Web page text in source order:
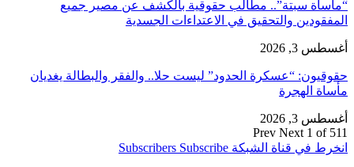
“مأساة سبتة”.. مطالب حقوقية بالكشف عن مصير جميع
المفقودين والتحقيق في الاعتداءات الجسدية
أغسطس 3, 2026
حقوقيون: “عسكرة الحدود” ليست حلا.. والفقر والبطالة يغديان
مأساة الهجرة
أغسطس 3, 2026
Prev Next 1 of 511
انخرط في قناة الشبكة
Subscribers Subscribe